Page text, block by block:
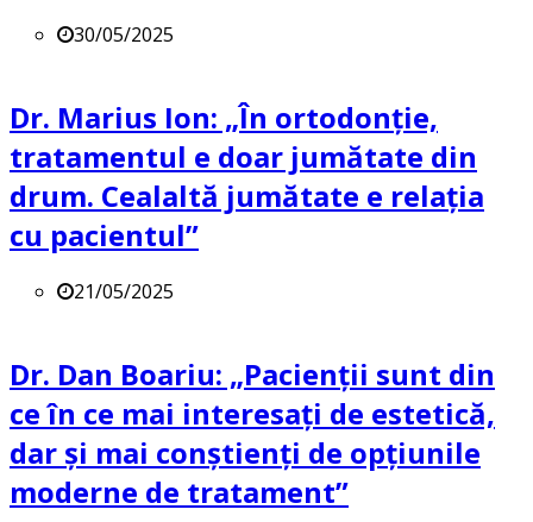
30/05/2025
Dr. Marius Ion: „În ortodonție,
tratamentul e doar jumătate din
drum. Cealaltă jumătate e relația
cu pacientul”
21/05/2025
Dr. Dan Boariu: „Pacienții sunt din
ce în ce mai interesați de estetică,
dar și mai conștienți de opțiunile
moderne de tratament”